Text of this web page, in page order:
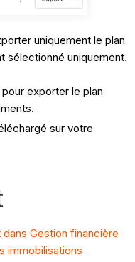
uniquement le plan
sélectionné uniquement.
pour exporter le plan
sur votre
Gestion financière
immobilisations